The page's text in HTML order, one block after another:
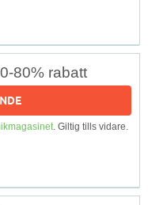
80% rabatt
. Giltig tills vidare.